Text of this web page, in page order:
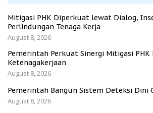
Mitigasi PHK Diperkuat lewat Dialog,
Perlindungan Tenaga Kerja
August 8, 2026
Pemerintah Perkuat Sinergi Mitigasi
Ketenagakerjaan
August 8, 2026
Pemerintah Bangun Sistem Deteksi Dini
August 8, 2026